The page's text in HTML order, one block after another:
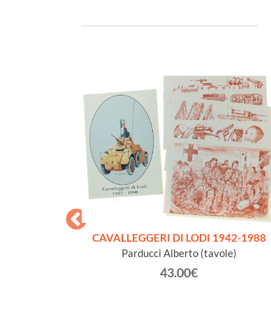
CAVALLEGGERI DI LODI 1942-1988
Parducci Alberto (tavole)
43.00€